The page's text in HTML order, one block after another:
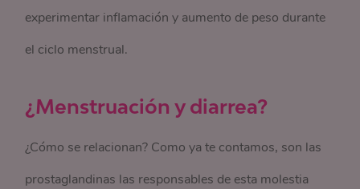
experimentar inflamación y aumento de peso durante
el ciclo menstrual.
¿Menstruación y diarrea?
¿Cómo se relacionan? Como ya te contamos, son las
prostaglandinas las responsables de esta molestia